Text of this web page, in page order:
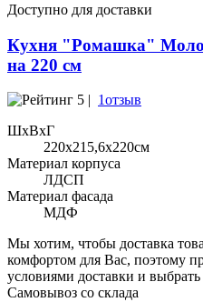
Доступно для доставки
Кухня "Ромашка"
на 220 см
5 | 1отзыв
ШхВхГ
220x215,6х220см
Материал корпуса
ЛДСП
Материал фасада
МДФ
Мы хотим, чтобы доставка
комфортом для Вас, поэтому
условиями доставки и
Самовывоз со склада